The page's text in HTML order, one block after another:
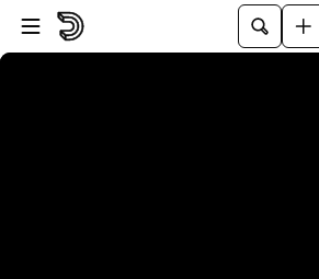
Passer au player
Passer au contenu principal